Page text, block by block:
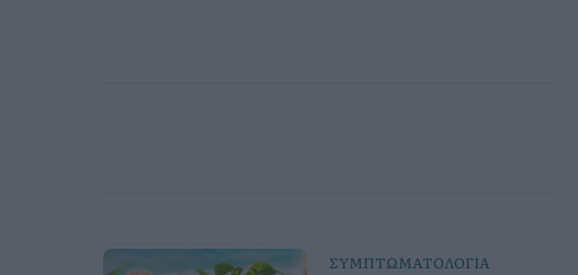
ΣΥΜΠΤΩΜΑΤΟΛΟΓΙΑ